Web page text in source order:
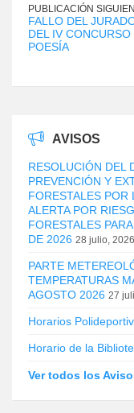
PUBLICACIÓN
FALLO DEL
DEL IV CONCURSO
POESÍA
AVISOS
RESOLUCIÓN DEL
PREVENCIÓN Y
FORESTALES POR
ALERTA POR
FORESTALES
DE 2026 28 julio, 2026
PARTE
TEMPERATURAS
AGOSTO 2026 27
Horarios
Horario de la
Ver todos los